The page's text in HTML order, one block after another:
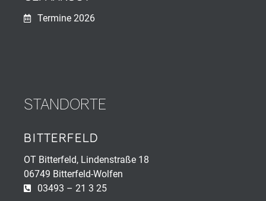
Termine 2026
STANDORTE
BITTERFELD
OT Bitterfeld, Lindenstraße 18
06749 Bitterfeld-Wolfen
03493 – 21 3 25